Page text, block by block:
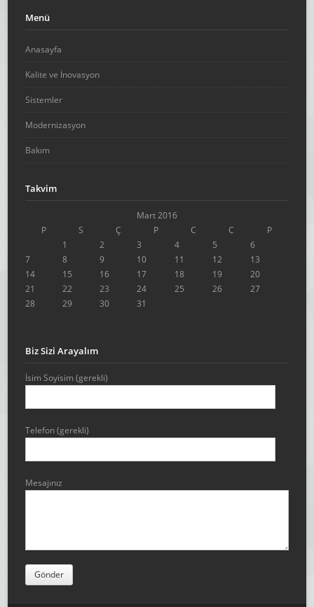
Menü
Anasayfa
Kalite ve İnovasyon
Sistemler
Modernizasyon
Bakım
Takvim
Mart 2016
P
S Ç P C C
P
1
2 3 4 5
6
7
8 9 10 11 12
13
14
15 16 17 18 19
20
21
22 23 24 25 26
27
28
29 30 31
Biz Sizi Arayalım
İsim Soyisim (gerekli)
Telefon (gerekli)
Mesajınız